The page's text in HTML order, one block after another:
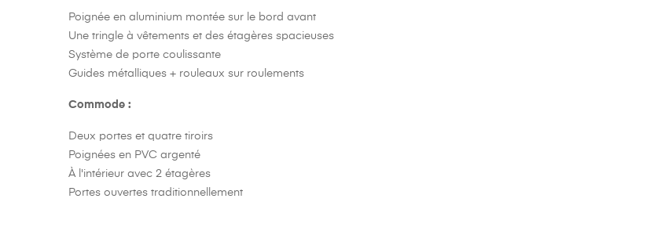
Poignée en aluminium montée sur le bord avant
Une tringle à vêtements et des étagères spacieuses
Système de porte coulissante
Guides métalliques + rouleaux sur roulements
Commode :
Deux portes et quatre tiroirs
Poignées en PVC argenté
À l'intérieur avec 2 étagères
Portes ouvertes traditionnellement